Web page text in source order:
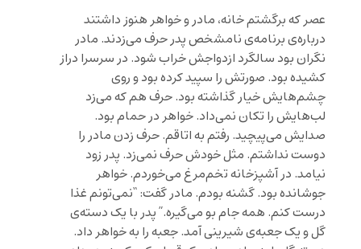
عصر که برگشتم خانه، مادر و خواهر هنوز داشتند
درباره‌ی برنامه‌ی نامشخص پدر حرف می‌زدند. مادر
نگران بود سالگرد ازدواجش خراب شود. در سرسرا دراز
کشیده بود. صورتش را سپید کرده بود و روی
چشم‌هایش خیار گذاشته بود. حرف هم که می‌زد
لب‌هایش را تکان نمی‌داد. خواهر در حمام بود.
صدایش می‌پیچید. رفتم به اتاقم. حرف زدن مادر را
دوست نداشتم. مثل خودش حرف نمی‌زد. پدر زود
نیامد. در آشپزخانه تخم‌مرغ می‌خوردم. خواهر
جوشانده بود. گشنه بودم. مادر گفت: “نمی‌تونم غذا
درست کنم. همه جام بو می‌گیره.” پدر با یک دسته‌ی
گل و یک جعبه‌ی شیرینی آمد. جعبه را به خواهر داد.